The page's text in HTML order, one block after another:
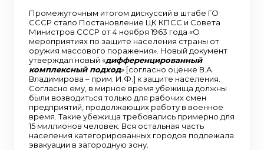
Промежуточным итогом дискуссий в штабе ГО
СССР стало Постановление ЦК КПСС и Совета
Министров СССР от 4 ноября 1963 года «О
мероприятиях по защите населения страны от
оружия массового поражения». Новый документ
утверждал новый «дифференцированный
комплексный подход» [согласно оценке В.А.
Владимирова – прим. И.Ф.] к защите населения.
Согласно ему, в мирное время убежища должны
были возводиться только для рабочих смен
предприятий, продолжающих работу в военное
время. Такие убежища требовались примерно для
15 миллионов человек. Вся остальная часть
населения категорированных городов подлежала
эвакуации в загородную зону.